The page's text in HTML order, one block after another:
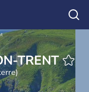
ON-TRENT